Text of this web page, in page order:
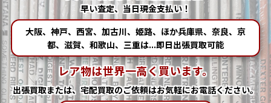
早い査定、当日現金支払い！
大阪、神戸、西宮、加古川、姫路、ほか兵庫県、奈良、京
都、滋賀、和歌山、三重は...即日出張買取可能
レア物は世界一高く買います。
出張買取または、宅配買取のご依頼はお気軽にお電話ください。